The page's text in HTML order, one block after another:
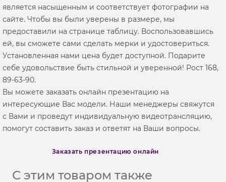
является насыщенным и соответствует фотографии на
сайте. Чтобы вы были уверены в размере, мы
предоставили на странице таблицу. Воспользовавшись
ей, вы сможете сами сделать мерки и удостовериться.
Установленная нами цена будет доступной. Подарите
себе удовольствие быть стильной и уверенной! Рост 168,
89-63-90.
Вы можете заказать онлайн презентацию на
интересующие Вас модели. Наши менеджеры свяжутся
с Вами и проведут индивидуальную видеотрансляцию,
помогут составить заказ и ответят на Ваши вопросы.
Заказать презентацию онлайн
С этим товаром также